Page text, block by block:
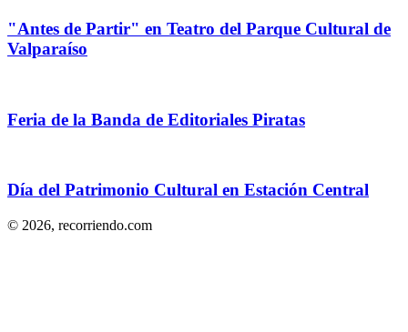
"Antes de Partir" en Teatro del Parque Cultural de
Valparaíso
Feria de la Banda de Editoriales Piratas
Día del Patrimonio Cultural en Estación Central
© 2026, recorriendo.com